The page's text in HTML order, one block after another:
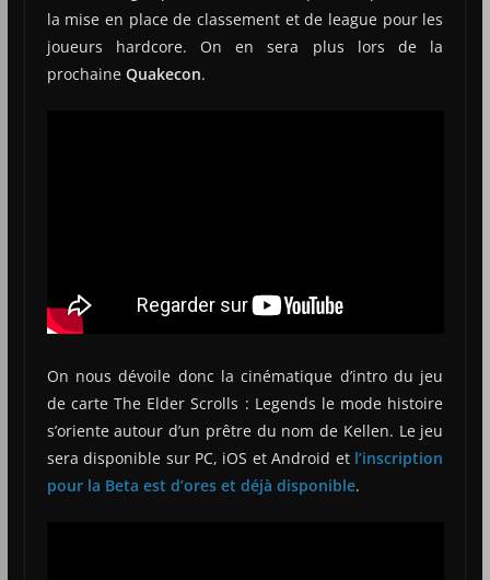
la mise en place de classement et de league pour les
joueurs hardcore. On en sera plus lors de la
prochaine Quakecon.
On nous dévoile donc la cinématique d’intro du jeu
de carte The Elder Scrolls : Legends le mode histoire
s’oriente autour d’un prêtre du nom de Kellen. Le jeu
sera disponible sur PC, iOS et Android et l’inscription
pour la Beta est d’ores et déjà disponible.